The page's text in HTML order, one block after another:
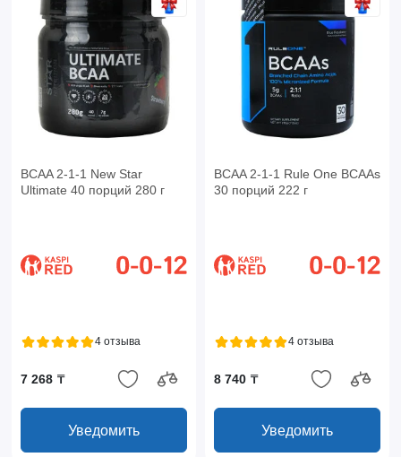
BCAA 2-1-1 New Star
Ultimate 40 порций 280 г
4 отзыва
7 268 ₸
Уведомить
BCAA 2-1-1 Rule One BCAAs
30 порций 222 г
4 отзыва
8 740 ₸
Уведомить